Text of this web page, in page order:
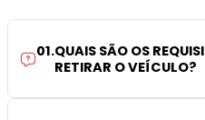
01.QUAIS SÃO OS
RETIRAR O VEÍCULO?